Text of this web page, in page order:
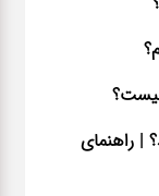
| راهنمای